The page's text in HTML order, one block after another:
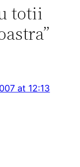
totii
at 12:13